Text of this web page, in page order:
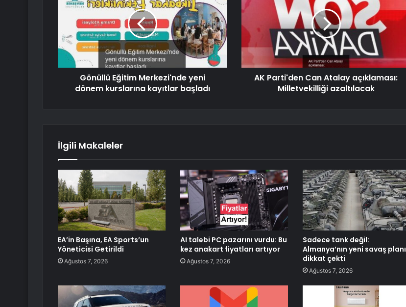
Gönüllü Eğitim Merkezi'nde yeni
dönem kurslarına kayıtlar başladı
AK Parti'den Can Atalay açıklaması:
Milletvekilliği azaltılacak
İlgili Makaleler
EA’in Başına, EA Sports’un
Yöneticisi Getirildi
Ağustos 7, 2026
AI talebi PC pazarını vurdu: Bu
kez anakart fiyatları artıyor
Ağustos 7, 2026
Sadece tank değil:
Almanya’nın yeni savaş planı
dikkat çekti
Ağustos 7, 2026